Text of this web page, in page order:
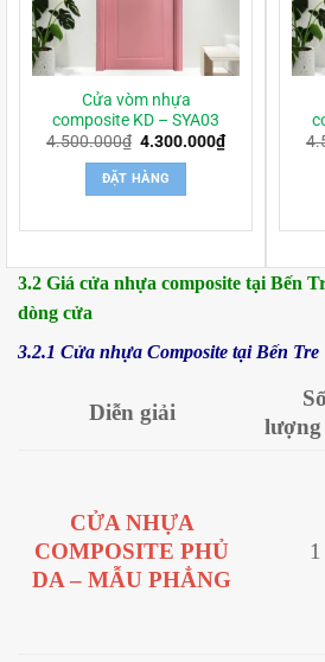
Cửa vòm nhựa
composite KD – SYA03
4.500.000₫ Giá
là:
4.500.000₫.
4.300.000₫Giá
hiện
ĐẶT HÀNG
3.2 Giá cửa nhựa composite tại Bến
dòng cửa
3.2.1 Cửa nhựa Composite tại Bến
Diễn giải
lượng
CỬA NHỰA
COMPOSITE PHỦ
DA – MẪU PHẲNG
1